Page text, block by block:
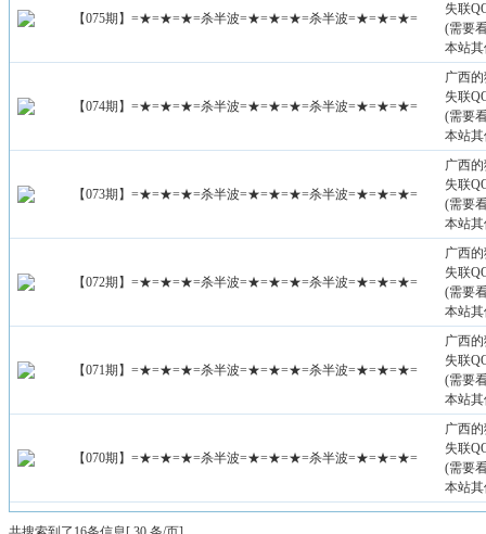
【075期】=★=★=★=杀半波=★=★=★=杀半波=★=★=★=
失联
(需要
本站
【074期】=★=★=★=杀半波=★=★=★=杀半波=★=★=★=
广西
失联
(需要
本站
【073期】=★=★=★=杀半波=★=★=★=杀半波=★=★=★=
广西
失联
(需要
本站
【072期】=★=★=★=杀半波=★=★=★=杀半波=★=★=★=
广西
失联
(需要
本站
【071期】=★=★=★=杀半波=★=★=★=杀半波=★=★=★=
广西
失联
(需要
本站
【070期】=★=★=★=杀半波=★=★=★=杀半波=★=★=★=
广西
失联
(需要
本站